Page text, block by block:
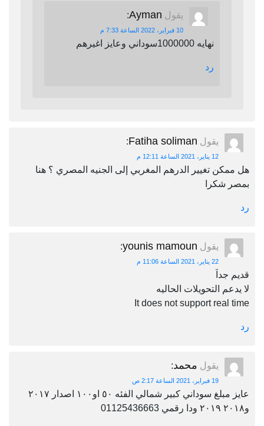
يقول Ayman
:
10 فبراير، 2022 الساعة 7:33 م
نهايه 1000000سوداني وعايز اغيرهم
رد
يقول Fatiha soliman
:
12 يناير، 2021 الساعة 12:11 م
هل ممكن تغيير الدرهم المغربي إلى الجنيه المصري ؟ هنا
بمصر شكرا
رد
يقول younis mamoun
:
22 يناير، 2021 الساعة 11:06 م
قديم جداَ
لا يدعم التحويلات الحاليه
It does not support real time
رد
يقول محمد:
19 فبراير، 2021 الساعة 2:17 ص
عايز مبلغ سوداني كبير شمالي الفئه ٥٠ او١٠٠ اصدار ٢٠١٧
و٢٠١٨ ٢٠١٩ ودا رقمي 01125436663